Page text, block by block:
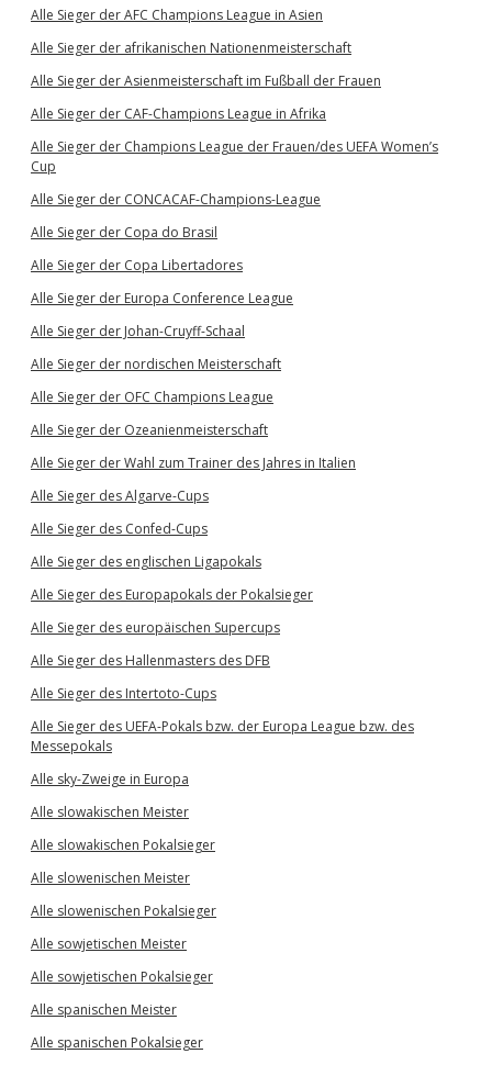
Alle Sieger der AFC Champions League in Asien
Alle Sieger der afrikanischen Nationenmeisterschaft
Alle Sieger der Asienmeisterschaft im Fußball der Frauen
Alle Sieger der CAF-Champions League in Afrika
Alle Sieger der Champions League der Frauen/des UEFA Women’s
Cup
Alle Sieger der CONCACAF-Champions-League
Alle Sieger der Copa do Brasil
Alle Sieger der Copa Libertadores
Alle Sieger der Europa Conference League
Alle Sieger der Johan-Cruyff-Schaal
Alle Sieger der nordischen Meisterschaft
Alle Sieger der OFC Champions League
Alle Sieger der Ozeanienmeisterschaft
Alle Sieger der Wahl zum Trainer des Jahres in Italien
Alle Sieger des Algarve-Cups
Alle Sieger des Confed-Cups
Alle Sieger des englischen Ligapokals
Alle Sieger des Europapokals der Pokalsieger
Alle Sieger des europäischen Supercups
Alle Sieger des Hallenmasters des DFB
Alle Sieger des Intertoto-Cups
Alle Sieger des UEFA-Pokals bzw. der Europa League bzw. des
Messepokals
Alle sky-Zweige in Europa
Alle slowakischen Meister
Alle slowakischen Pokalsieger
Alle slowenischen Meister
Alle slowenischen Pokalsieger
Alle sowjetischen Meister
Alle sowjetischen Pokalsieger
Alle spanischen Meister
Alle spanischen Pokalsieger